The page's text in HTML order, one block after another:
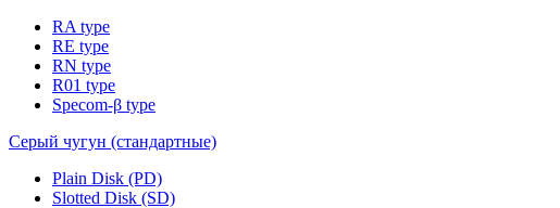
RA type
RE type
RN type
R01 type
Specom-β type
Серый чугун (стандартные)
Plain Disk (PD)
Slotted Disk (SD)